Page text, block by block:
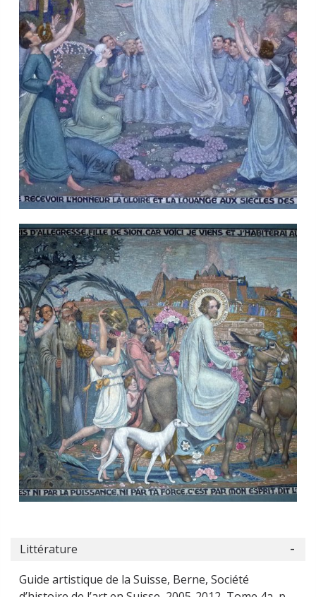
Littérature
Guide artistique de la Suisse, Berne, Société